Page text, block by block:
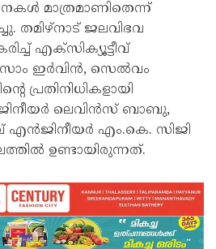
മാത്രമാണിതെന്ന്
തമിഴ്‌നാട് ജലവിഭവ
എക്സിക്യൂട്ടീവ്
ഇർവിൻ, സെൽവം
പ്രതിനിധികളായി
ലെവിൻസ് ബാബു,
എൻജിനീയർ എം.കെ. സിജി
ഉണ്ടായിരുന്നത്.